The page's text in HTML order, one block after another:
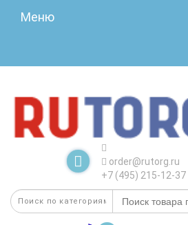
Меню
order@rutorg.ru
+7 (495) 215-12-37